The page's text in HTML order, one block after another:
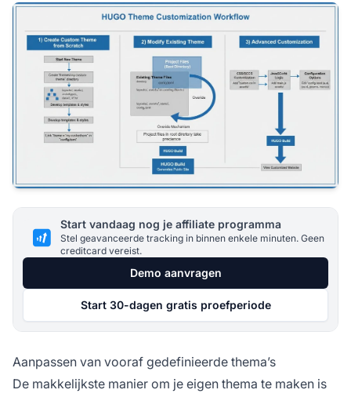
Start vandaag nog je affiliate programma
Stel geavanceerde tracking in binnen enkele minuten. Geen
creditcard vereist.
Demo aanvragen
Start 30-dagen gratis proefperiode
Aanpassen van vooraf gedefinieerde thema’s
De makkelijkste manier om je eigen thema te maken is